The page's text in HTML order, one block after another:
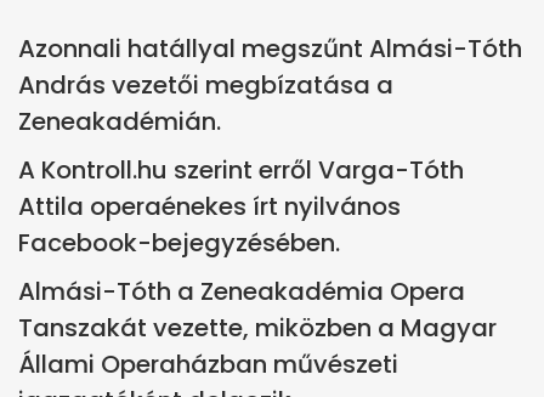
Azonnali hatállyal megszűnt Almási-Tóth
András vezetői megbízatása a
Zeneakadémián.
A Kontroll.hu szerint erről Varga-Tóth
Attila operaénekes írt nyilvános
Facebook-bejegyzésében.
Almási-Tóth a Zeneakadémia Opera
Tanszakát vezette, miközben a Magyar
Állami Operaházban művészeti